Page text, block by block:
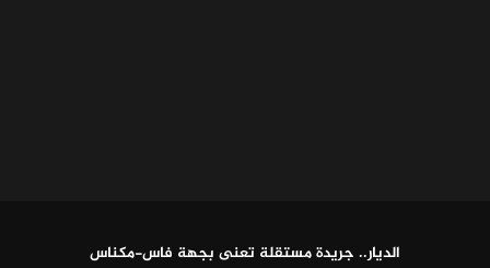
الديار.. جريدة مستقلة تعنى بجهة فاس-مكناس